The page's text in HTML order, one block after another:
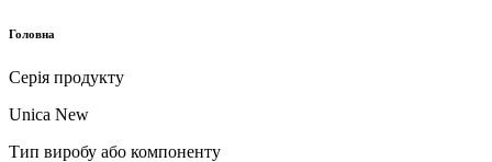
Головна
Серія продукту
Unica New
Тип виробу або компоненту